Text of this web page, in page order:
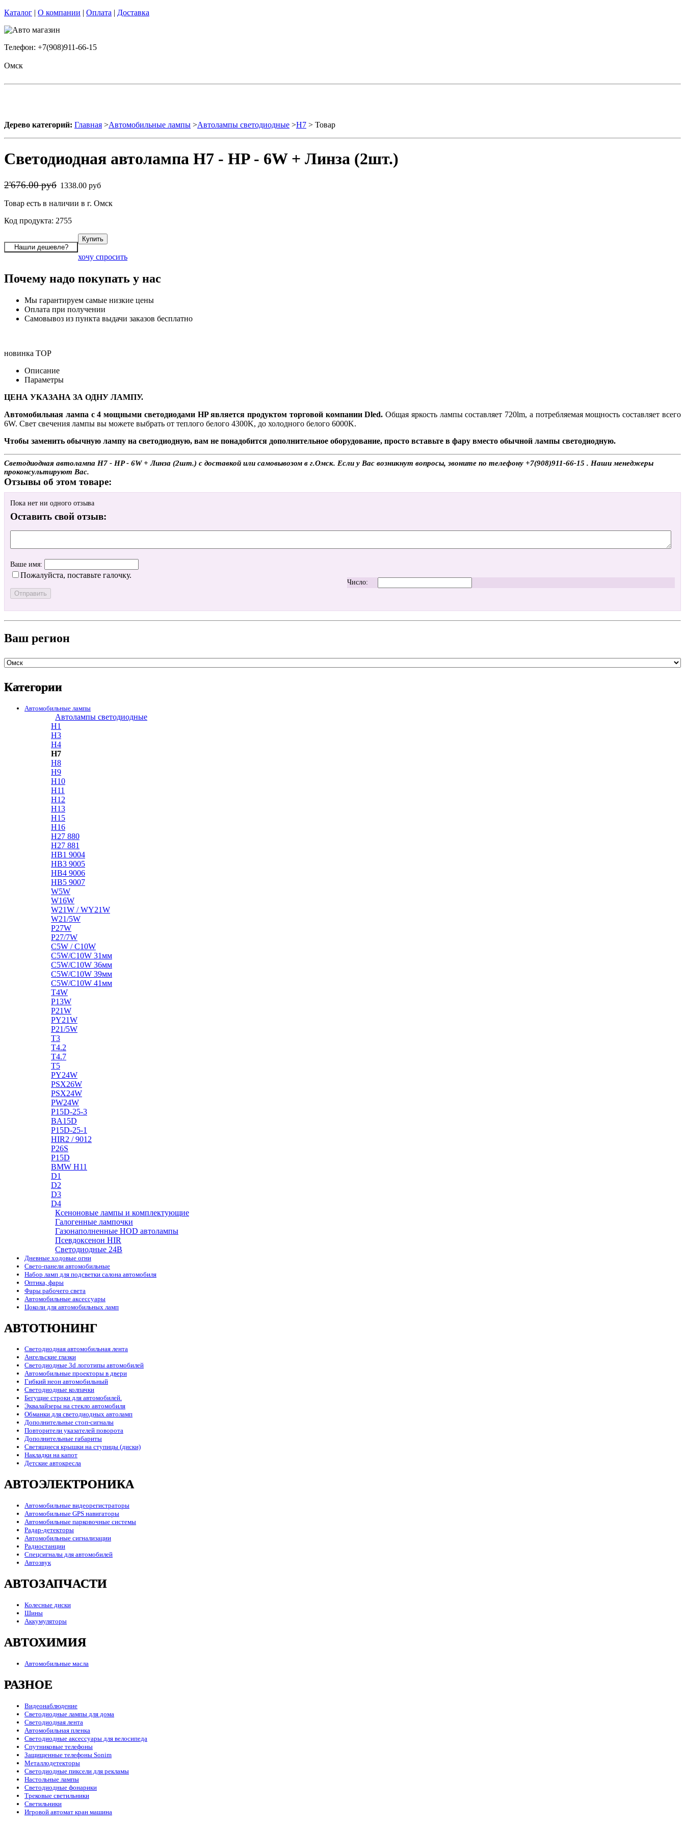
Каталог | О компании | Оплата | Доставка
Телефон: +7(908)911-66-15
Омск
Дерево категорий: Главная >Автомобильные лампы >Автолампы светодиодные >H7 > Товар
Светодиодная автолампа H7 - HP - 6W + Линза (2шт.)
2'676.00 руб 1338.00 руб
Товар есть в наличии в г. Омск
Код продукта: 2755
хочу спросить
Почему надо покупать у нас
Мы гарантируем самые низкие цены
Оплата при получении
Самовывоз из пункта выдачи заказов бесплатно
новинка TOP
Описание
Параметры
ЦЕНА УКАЗАНА ЗА ОДНУ ЛАМПУ.
Автомобильная лампа с 4 мощными светодиодами HP является продуктом торговой компании Dled. Общая яркость лампы составляет 720lm, а потребляемая мощность составляет всего
6W. Свет свечения лампы вы можете выбрать от теплого белого 4300K, до холодного белого 6000K.
Чтобы заменить обычную лампу на светодиодную, вам не понадобится дополнительное оборудование, просто вставьте в фару вместо обычной лампы светодиодную.
Светодиодная автолампа H7 - HP - 6W + Линза (2шт.) с доставкой или самовывозом в г.Омск. Если у Вас возникнут вопросы, звоните по телефону +7(908)911-66-15 . Наши менеджеры
проконсультируют Вас.
Отзывы об этом товаре:
Пока нет ни одного отзыва
Оставить свой отзыв:
Ваше имя:
Пожалуйста, поставьте галочку.
Число:
Ваш регион
Категории
Автомобильные лампы
Автолампы светодиодные
H1
H3
H4
H7
H8
H9
H10
H11
H12
H13
H15
H16
H27 880
H27 881
HB1 9004
HB3 9005
HB4 9006
HB5 9007
W5W
W16W
W21W / WY21W
W21/5W
P27W
P27/7W
C5W / C10W
C5W/C10W 31мм
C5W/C10W 36мм
C5W/C10W 39мм
C5W/C10W 41мм
T4W
P13W
P21W
PY21W
P21/5W
T3
T4.2
T4.7
T5
PY24W
PSX26W
PSX24W
PW24W
P15D-25-3
BA15D
P15D-25-1
HIR2 / 9012
P26S
P15D
BMW H11
D1
D2
D3
D4
Ксеноновые лампы и комплектующие
Галогенные лампочки
Газонаполненные HOD автолампы
Псевдоксенон HIR
Cветодиодные 24B
Дневные ходовые огни
Свето-панели автомобильные
Набор ламп для подсветки салона автомобиля
Оптика, фары
Фары рабочего света
Автомобильные аксессуары
Цоколи для автомобильных ламп
АВТОТЮНИНГ
Светодиодная автомобильная лента
Ангельские глазки
Светодиодные 3d логотипы автомобилей
Автомобильные проекторы в двери
Гибкий неон автомобильный
Светодиодные колпачки
Бегущие строки для автомобилей.
Эквалайзеры на стекло автомобиля
Обманки для светодиодных автоламп
Дополнительные стоп-сигналы
Повторители указателей поворота
Дополнительные габариты
Светящиеся крышки на ступицы (диски)
Накладки на капот
Детские автокресла
АВТОЭЛЕКТРОНИКА
Автомобильные видеорегистраторы
Автомобильные GPS навигаторы
Автомобильные парковочные системы
Радар-детекторы
Автомобильные сигнализации
Радиостанции
Спецсигналы для автомобилей
Автозвук
АВТОЗАПЧАСТИ
Колесные диски
Шины
Аккумуляторы
АВТОХИМИЯ
Автомобильные масла
РАЗНОЕ
Видеонаблюдение
Светодиодные лампы для дома
Светодиодная лента
Автомобильная пленка
Светодиодные аксессуары для велосипеда
Спутниковые телефоны
Защищенные телефоны Sonim
Металлодетекторы
Светодиодные пиксели для рекламы
Настольные лампы
Светодиодные фонарики
Трековые светильники
Светильники
Игровой автомат кран машина